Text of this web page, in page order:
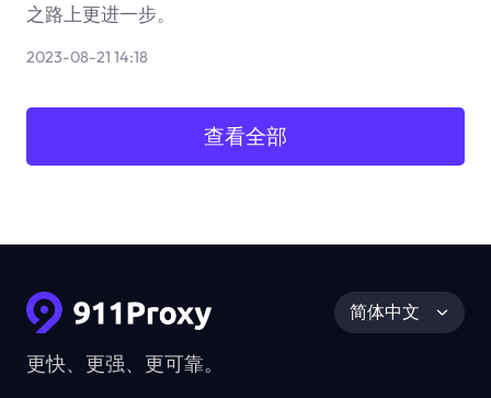
之路上更进一步。
2023-08-21 14:18
查看全部
更快、更强、更可靠。
简体中文